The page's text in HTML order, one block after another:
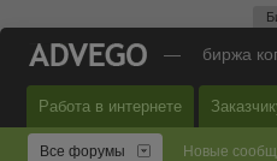
— биржа
Работа в интернете
Все форумы Новые